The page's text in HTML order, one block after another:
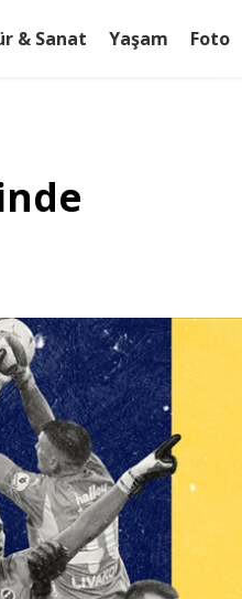
& Sanat Yaşam Foto